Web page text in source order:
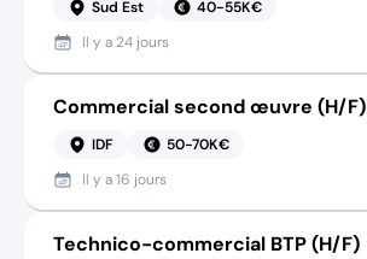
Sud Est
40-55K€
Il y a 24 jours
Commercial second œuvre (H/F)
IDF
50-70K€
Il y a16 jours
Technico-commercial BTP (H/F)